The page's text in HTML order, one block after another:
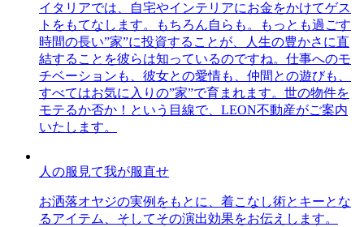
イタリアでは、自宅やインテリアにお金をかけてゲス
トをもてなします。もちろん自らも。もっとも過ごす
時間の長い”家”に投資することが、人生の豊かさに直
結することを彼らは知っているのですね。仕事へのモ
チベーションも、彼女との愛情も、仲間との遊びも、
すべてはお気に入りの”家”で育まれます。世の物件を
モテるか否か！という目線で、LEON不動産がご案内
いたします。
人の服見て我が服直せ
お洒落オヤジの実例をもとに、着こなし術とキーとな
るアイテム、そしてその演出効果をお伝えします。